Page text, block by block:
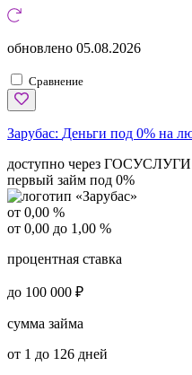
обновлено 05.08.2026
Сравнение
Зарубас: Деньги под 0% на
доступно через ГОСУСЛУГИ
первый займ под 0%
от 0,00 %
от 0,00 до 1,00 %
процентная ставка
до 100 000 ₽
сумма займа
от 1 до 126 дней